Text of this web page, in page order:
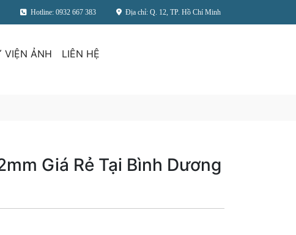
Hotline: 0932 667 383 Địa chỉ: Q. 12, TP. Hồ Chí Minh
VIỆN ẢNH LIÊN HỆ
Giá Rẻ Tại Bình Dương